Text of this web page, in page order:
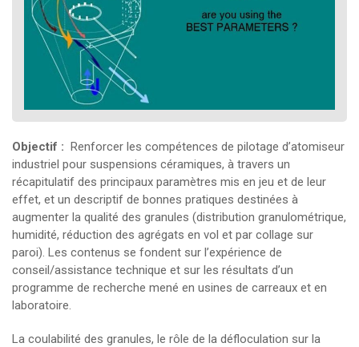
Objectif : Renforcer les compétences de pilotage d’atomiseur
industriel pour suspensions céramiques, à travers un
récapitulatif des principaux paramètres mis en jeu et de leur
effet, et un descriptif de bonnes pratiques destinées à
augmenter la qualité des granules (distribution granulométrique,
humidité, réduction des agrégats en vol et par collage sur
paroi). Les contenus se fondent sur l’expérience de
conseil/assistance technique et sur les résultats d’un
programme de recherche mené en usines de carreaux et en
laboratoire.
La coulabilité des granules, le rôle de la défloculation sur la